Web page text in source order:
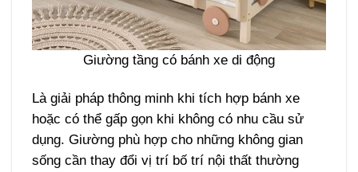
Giường tầng có bánh xe di động
Là giải pháp thông minh khi tích hợp bánh xe
hoặc có thể gấp gọn khi không có nhu cầu sử
dụng. Giường phù hợp cho những không gian
sống cần thay đổi vị trí bố trí nội thất thường